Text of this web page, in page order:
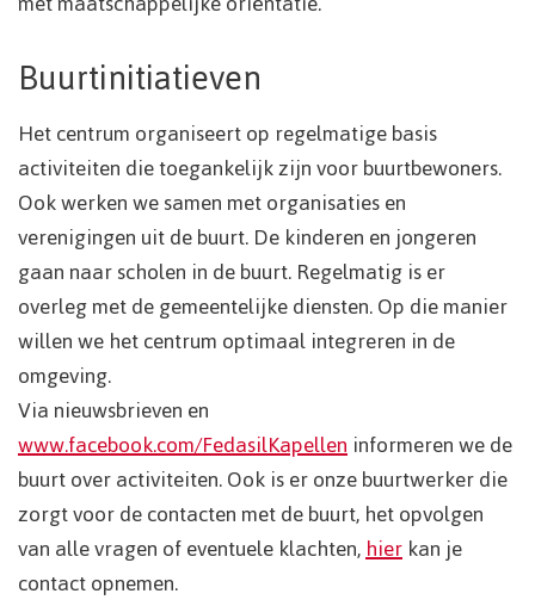
Buurtinitiatieven
Het centrum organiseert op regelmatige basis
activiteiten die toegankelijk zijn voor buurtbewoners.
Ook werken we samen met organisaties en
verenigingen uit de buurt. De kinderen en jongeren
gaan naar scholen in de buurt. Regelmatig is er
overleg met de gemeentelijke diensten. Op die manier
willen we het centrum optimaal integreren in de
omgeving.
Via nieuwsbrieven en
www.facebook.com/FedasilKapelleninformeren we de
buurt over activiteiten. Ook is er onze buurtwerker die
zorgt voor de contacten met de buurt, het opvolgen
van alle vragen of eventuele klachten,hierkan je
contact opnemen.